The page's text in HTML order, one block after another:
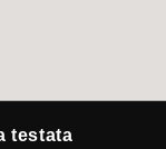
testata